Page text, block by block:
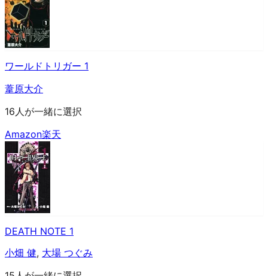
ワールドトリガー 1
葦原大介
16人が一緒に選択
Amazon楽天
DEATH NOTE 1
小畑 健, 大場 つぐみ